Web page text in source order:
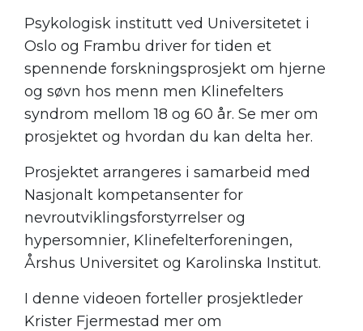
Psykologisk institutt ved Universitetet i
Oslo og Frambu driver for tiden et
spennende forskningsprosjekt om hjerne
og søvn hos menn men Klinefelters
syndrom mellom 18 og 60 år. Se mer om
prosjektet og hvordan du kan delta her.
Prosjektet arrangeres i samarbeid med
Nasjonalt kompetansenter for
nevroutviklingsforstyrrelser og
hypersomnier, Klinefelterforeningen,
Årshus Universitet og Karolinska Institut.
I denne videoen forteller prosjektleder
Krister Fjermestad mer om